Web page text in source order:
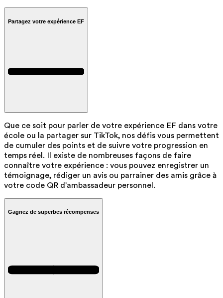
Partagez votre expérience EF
Que ce soit pour parler de votre expérience EF dans votre
école ou la partager sur TikTok, nos défis vous permettent
de cumuler des points et de suivre votre progression en
temps réel. Il existe de nombreuses façons de faire
connaître votre expérience : vous pouvez enregistrer un
témoignage, rédiger un avis ou parrainer des amis grâce à
votre code QR d'ambassadeur personnel.
Gagnez de superbes récompenses